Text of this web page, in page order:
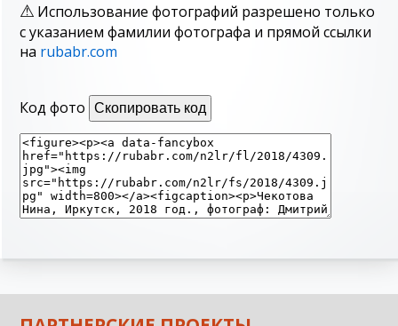
Использование фотографий разрешено только
с указанием фамилии фотографа и прямой ссылки
на rubabr.com
Код фото Скопировать код